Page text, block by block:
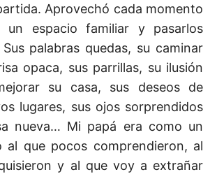
Aprovechó cada momento
un espacio familiar y pasarlos
palabras quedas, su caminar
opaca, sus parrillas, su ilusión
su casa, sus deseos de
lugares, sus ojos sorprendidos
nueva… Mi papá era como un
al que pocos comprendieron, al
y al que voy a extrañar